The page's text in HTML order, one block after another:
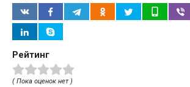
Рейтинг
( Пока оценок нет )